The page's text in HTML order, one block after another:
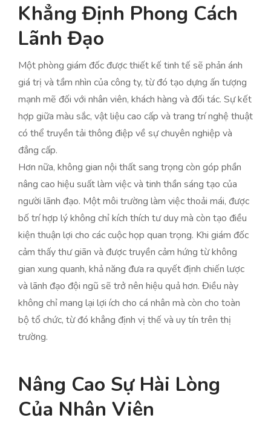
Khẳng Định Phong Cách
Lãnh Đạo
Một phòng giám đốc được thiết kế tinh tế sẽ phản ánh
giá trị và tầm nhìn của công ty, từ đó tạo dựng ấn tượng
mạnh mẽ đối với nhân viên, khách hàng và đối tác. Sự kết
hợp giữa màu sắc, vật liệu cao cấp và trang trí nghệ thuật
có thể truyền tải thông điệp về sự chuyên nghiệp và
đẳng cấp.
Hơn nữa, không gian nội thất sang trọng còn góp phần
nâng cao hiệu suất làm việc và tinh thần sáng tạo của
người lãnh đạo. Một môi trường làm việc thoải mái, được
bố trí hợp lý không chỉ kích thích tư duy mà còn tạo điều
kiện thuận lợi cho các cuộc họp quan trọng. Khi giám đốc
cảm thấy thư giãn và được truyền cảm hứng từ không
gian xung quanh, khả năng đưa ra quyết định chiến lược
và lãnh đạo đội ngũ sẽ trở nên hiệu quả hơn. Điều này
không chỉ mang lại lợi ích cho cá nhân mà còn cho toàn
bộ tổ chức, từ đó khẳng định vị thế và uy tín trên thị
trường.
Nâng Cao Sự Hài Lòng
Của Nhân Viên